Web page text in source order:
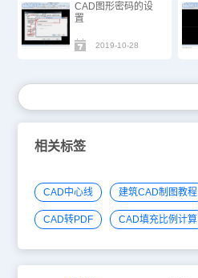
CAD图形密码的设
置
2019-10-28
相关标签
CAD中心线 建筑CAD制图教程
CAD转PDF CAD填充比例计算